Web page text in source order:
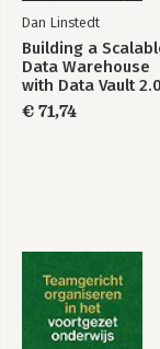
Dan Linstedt
Building a
Data Warehouse
with Data Vault 2.0
€ 71,74